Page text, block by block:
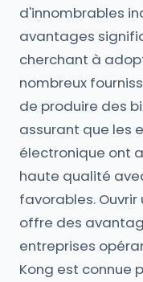
d'innombrables
avantages
cherchant à
nombreux
de produire des
assurant que les
électronique ont
haute qualité
favorables. Ouvrir
offre des
entreprises
Kong est connue